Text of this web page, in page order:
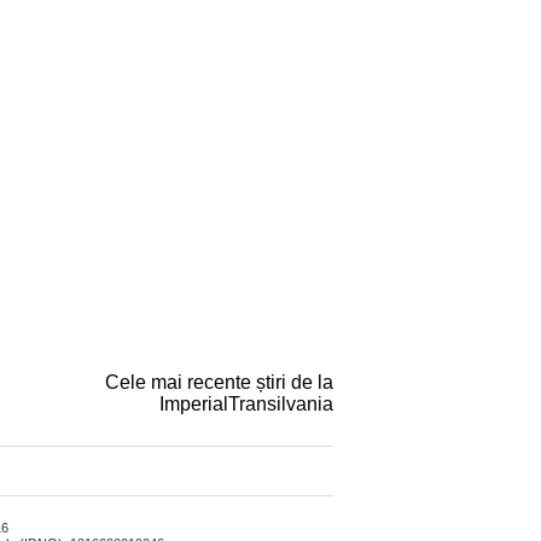
Cele mai recente știri de la
ImperialTransilvania